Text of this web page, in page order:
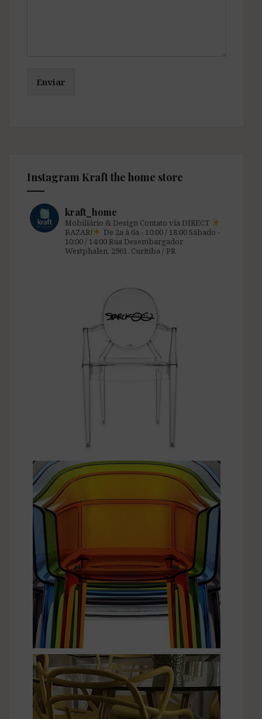
Enviar
Instagram Kraft the home store
kraft_home
Mobiliário & Design Contato via DIRECT
BAZAR!
De 2a à 6a - 10:00 / 18:00 Sábado -
10:00 / 14:00 Rua Desembargador
Westphalen, 2961. Curitiba / PR